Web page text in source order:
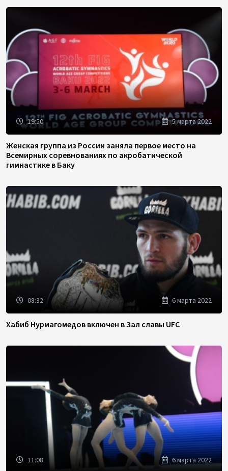
19:50 5 марта 2022
Женская группа из России заняла первое место на
Всемирных соревнованиях по акробатической
гимнастике в Баку
08:32 6 марта 2022
Хабиб Нурмагомедов включен в Зал славы UFC
11:08 6 марта 2022